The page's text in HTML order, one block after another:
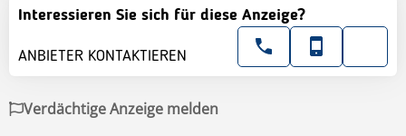
Interessieren Sie sich für diese Anzeige?
ANBIETER KONTAKTIEREN
Verdächtige Anzeige melden